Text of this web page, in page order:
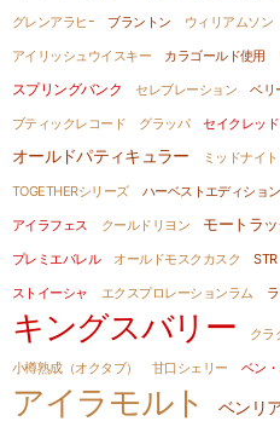
グレンアラヒｰ ブラントン ウィリアムソン
アイリッシュウイスキー カラゴールド使用
スプリングバンク セレブレーション
ベリ
ブティックレコード
グラッパ セイクレッド
オールドパティキュラー ミッドナイト
TOGETHERシリーズ
ハーベストエディション
アイラフェス
クールドリヨン モートラッ
プレミエバレル
オールドモスクカスク STR
ストイーシャ
エクスプロレーションラム
キングスバリー クラ
小樽熟成（オクタブ）
甘口シェリー ベン
アイラモルト ベンリ